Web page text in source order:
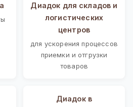
Диадок для складов и
логистических
центров
для ускорения процессов
приемки и отгрузки
товаров
Диадок в